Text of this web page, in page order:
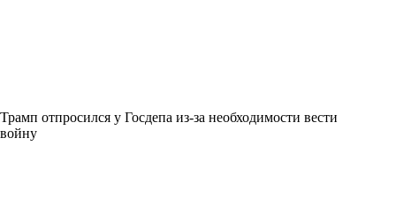
Трамп отпросился у Госдепа из-за необходимости вести
войну